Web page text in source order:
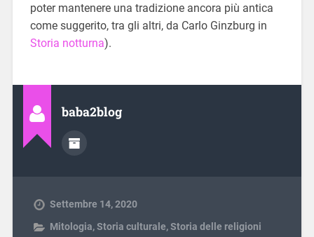
poter mantenere una tradizione ancora più antica
come suggerito, tra gli altri, da Carlo Ginzburg in
Storia notturna).
baba2blog
Settembre 14, 2020
Mitologia,Storia culturale,Storia delle religioni